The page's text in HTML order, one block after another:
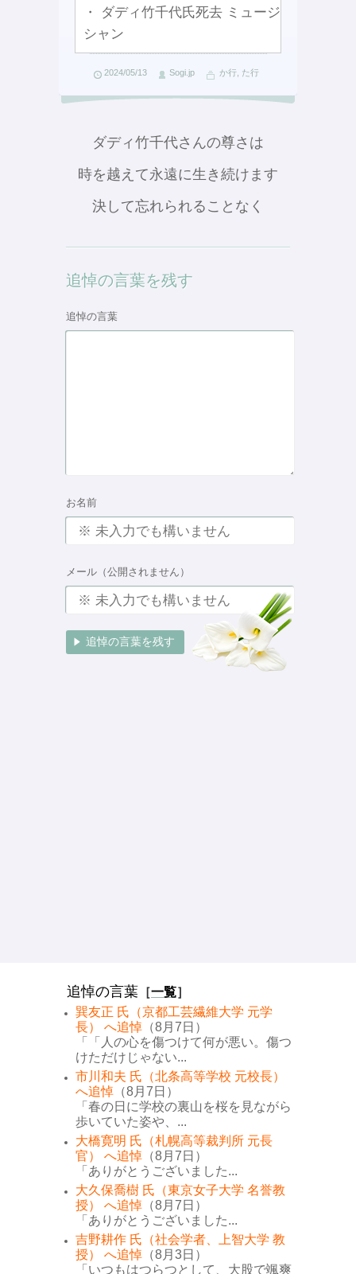
・ ダディ竹千代氏死去 ミュージ
シャン
2024/05/13 Sogi.jp か行, た行
ダディ竹千代さんの尊さは
時を越えて永遠に生き続けます
決して忘れられることなく
追悼の言葉を残す
追悼の言葉
お名前
メール（公開されません）
追悼の言葉 ［一覧］
巽友正 氏（京都工芸繊維大学 元学
長） へ追悼 （8月7日）
「「人の心を傷つけて何が悪い。傷つ
けただけじゃない...
市川和夫 氏（北条高等学校 元校長）
へ追悼 （8月7日）
「春の日に学校の裏山を桜を見ながら
歩いていた姿や、...
大橋寛明 氏（札幌高等裁判所 元長
官） へ追悼 （8月7日）
「ありがとうございました...
大久保喬樹 氏（東京女子大学 名誉教
授） へ追悼 （8月7日）
「ありがとうございました...
吉野耕作 氏（社会学者、上智大学 教
授） へ追悼 （8月3日）
「いつもはつらつとして、大股で颯爽